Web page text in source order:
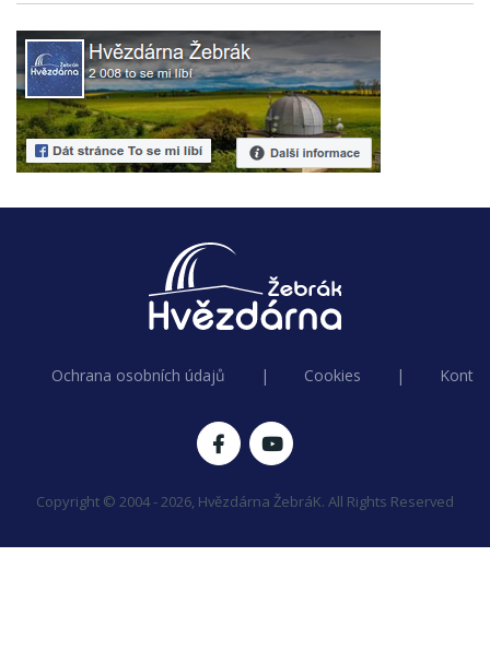
Ochrana osobních údajů | Cookies |
Copyright © 2004 - 2026, Hvězdárna ŽebráK. All Rights Reserved